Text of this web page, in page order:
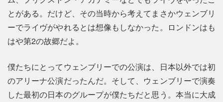
とがある。だけど、その当時から考えてまさかウェンブリ
ーでライヴがやれるとは想像もしなかった。ロンドンはも
はや第2の故郷だよ。
僕たちにとってウェンブリーでの公演は、日本以外では初
のアリーナ公演だったんだ。そして、ウェンブリーで演奏
した最初の日本のグループが僕たちだと思う。本当に大成